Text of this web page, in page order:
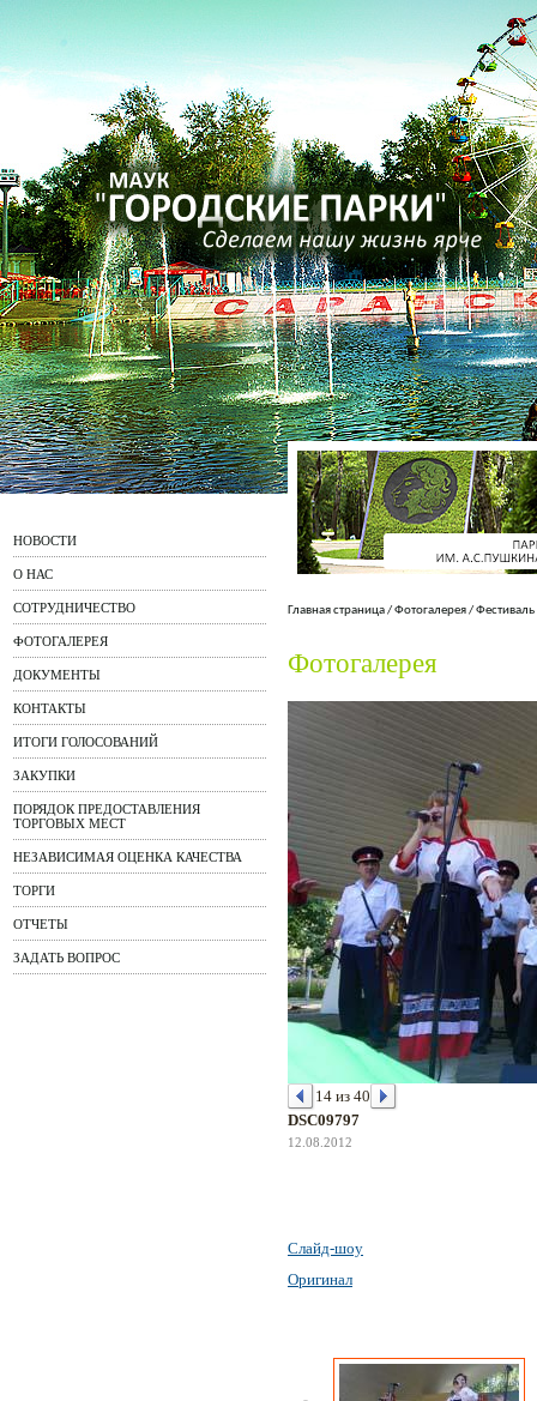
НОВОСТИ
О НАС
СОТРУДНИЧЕСТВО
ФОТОГАЛЕРЕЯ
ДОКУМЕНТЫ
КОНТАКТЫ
ИТОГИ ГОЛОСОВАНИЙ
ЗАКУПКИ
ПОРЯДОК ПРЕДОСТАВЛЕНИЯ
ТОРГОВЫХ МЕСТ
НЕЗАВИСИМАЯ ОЦЕНКА КАЧЕСТВА
ТОРГИ
ОТЧЕТЫ
ЗАДАТЬ ВОПРОС
Главная страница/Фотогалерея/
Фотогалерея
14 из 40
DSC09797
12.08.2012
Слайд-шоу
Оригинал